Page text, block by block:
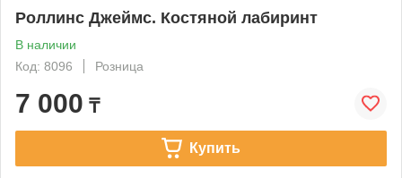
Роллинс Джеймс. Костяной лабиринт
В наличии
Код: 8096
Розница
7 000 ₸
Купить